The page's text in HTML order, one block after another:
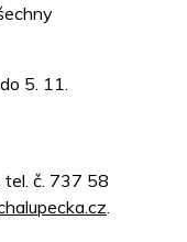
5. 11.
č. 737 58
.